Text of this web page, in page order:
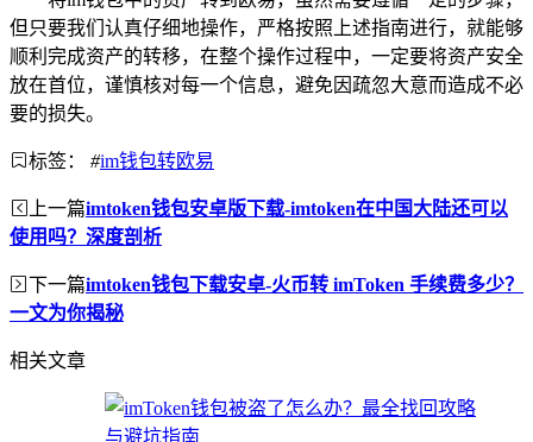
但只要我们认真仔细地操作，严格按照上述指南进行，就能够
顺利完成资产的转移，在整个操作过程中，一定要将资产安全
放在首位，谨慎核对每一个信息，避免因疏忽大意而造成不必
要的损失。
标签： #im钱包转欧易
上一篇imtoken钱包安卓版下载-imtoken在中国大陆还可以
使用吗？深度剖析
下一篇imtoken钱包下载安卓-火币转 imToken 手续费多少？
一文为你揭秘
相关文章